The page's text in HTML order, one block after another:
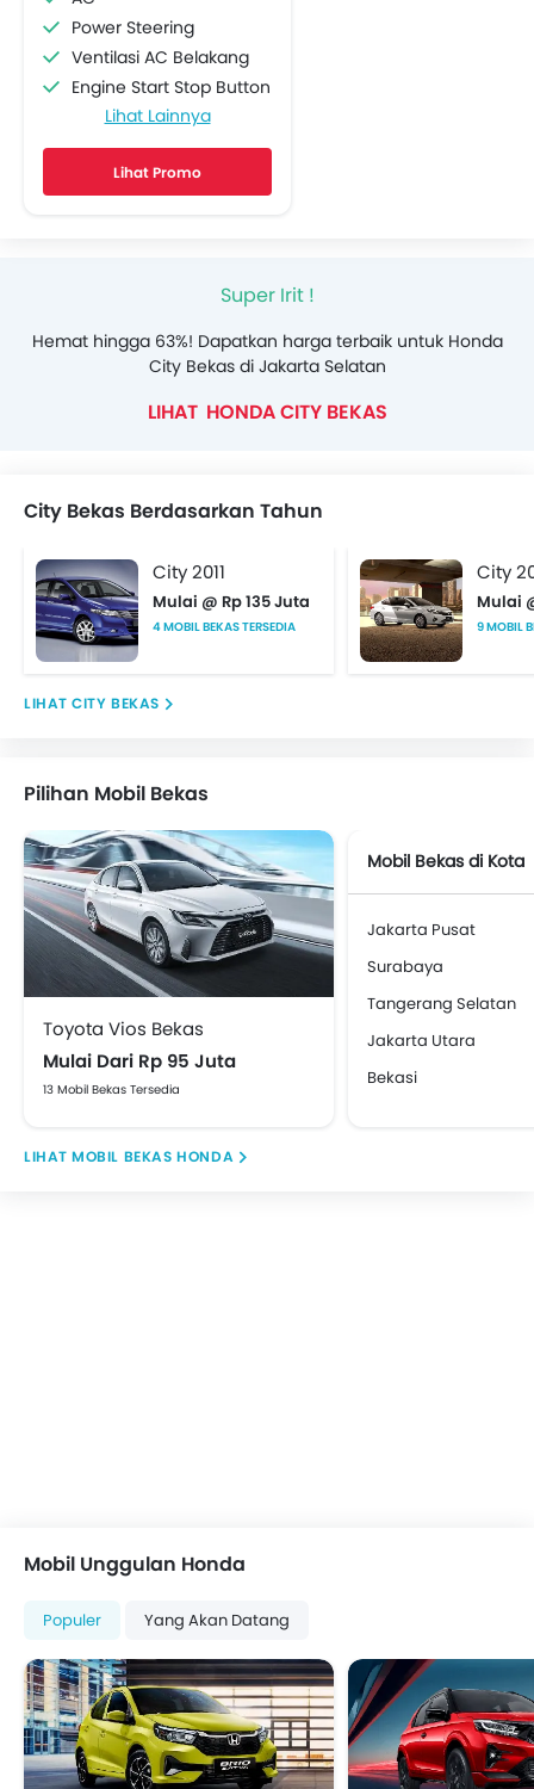
Power Steering
Ventilasi AC Belakang
Engine Start Stop Button
Lingkar kemudi Dengan Tombol Multi Fungsi
Radio AM/FM
Speaker depan
Automatic Climate Control
Power Window Depan
Lampu Pengingat Jumlah Bahan Bakar
Arm Rest Belakang Tengah
Pengaturan Posisi Stir
Perintah Suara
Layar Sentuh
Cup Holder - depan
Anti Lock Braking System
Child Safety Locks
Kantong Udara Pengemudi
Airbag Penumpang Depan
Airbag Samping Depan
Sabuk Pengaman Belakang
Sabuk Pengaman Depan dengan Penyesuai ketingg
Pengingat Pemakaian Sabuk Pengaman
Crash Sensor
Alarm Mobil
Pengingat Pintu Terbuka
Pelindung Benturan Depan
Tachometer
Electronic Multi Tripmeter
Kursi Pengemudi Dengan Penyesuai Ketinggian
Vehicle Stability Control System
Keyless Entry
Engine Check Warning
Lihat Lainnya
Lihat Promo
Super Irit !
Hemat hingga 63%! Dapatkan harga terbaik untuk Honda
City Bekas di Jakarta Selatan
HONDA CITY BEKAS
City Bekas Berdasarkan Tahun
City 2011
Mulai @ Rp 135 Juta
4 MOBIL BEKAS TERSEDIA
City
Mulai
9 MOBIL
CITY BEKAS
Pilihan Mobil Bekas
Toyota Vios Bekas
Mulai Dari Rp 95 Juta
13 Mobil Bekas Tersedia
Mobil Bekas di Kota
Jakarta Pusat
Surabaya
Tangerang Selatan
Jakarta Utara
Bekasi
MOBIL BEKAS HONDA
Mobil Unggulan Honda
Populer Yang Akan Datang